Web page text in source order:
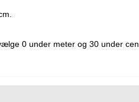
0 under meter og 30 under